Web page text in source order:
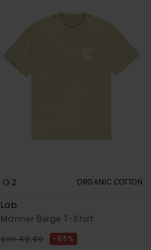
2 ORGANIC COTTON
Lab
Männer Beige T-Shirt
CHF 49,00 63%